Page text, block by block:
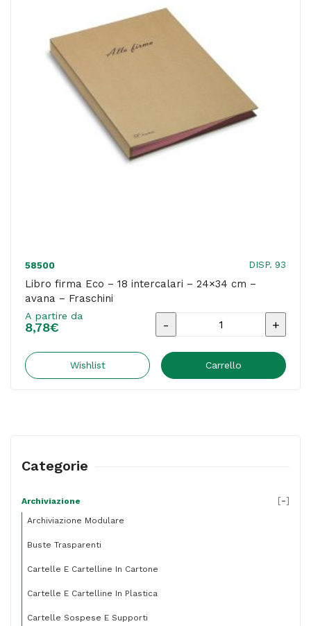
porta
etichette
rosso
-
58500 DISP. 93
Libro firma Eco – 18 intercalari – 24×34 cm –
avana – Fraschini
A partire da
8,78€
Libro
Eco
Fraschini
quantità
Wishlist Carrello
Categorie
Archiviazione
Archiviazione Modulare
Buste Trasparenti
Cartelle E Cartelline In Cartone
Cartelle E Cartelline In Plastica
Cartelle Sospese E Supporti
[-]